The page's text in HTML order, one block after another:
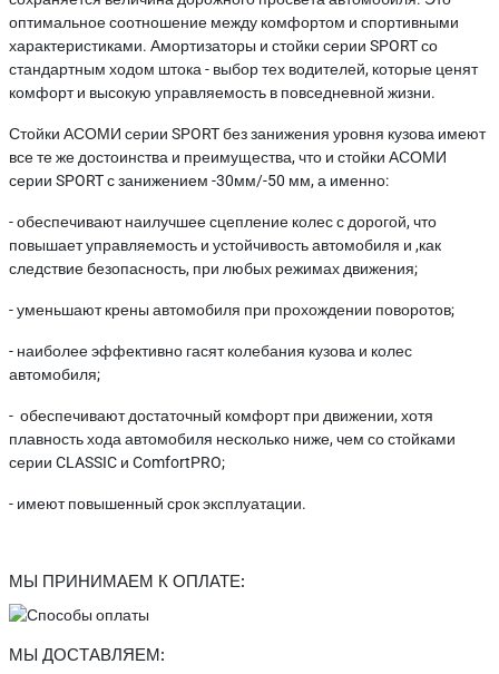
оптимальное соотношение между комфортом и спортивными
характеристиками. Амортизаторы и стойки серии SPORT со
стандартным ходом штока - выбор тех водителей, которые ценят
комфорт и высокую управляемость в повседневной жизни.
Стойки АСОМИ серии SPORT без занижения уровня кузова имеют
все те же достоинства и преимущества, что и стойки АСОМИ
серии SPORT с занижением -30мм/-50 мм, а именно:
- обеспечивают наилучшее сцепление колес с дорогой, что
повышает управляемость и устойчивость автомобиля и ,как
следствие безопасность, при любых режимах движения;
- уменьшают крены автомобиля при прохождении поворотов;
- наиболее эффективно гасят колебания кузова и колес
автомобиля;
- обеспечивают достаточный комфорт при движении, хотя
плавность хода автомобиля несколько ниже, чем со стойками
серии CLASSIC и ComfortPRO;
- имеют повышенный срок эксплуатации.
МЫ ПРИНИМАЕМ К ОПЛАТЕ:
МЫ ДОСТАВЛЯЕМ: